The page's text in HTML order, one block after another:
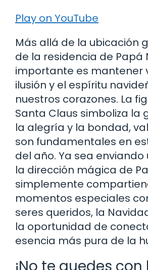
Play on YouTube
Más allá de la ubicación
de la residencia de Papá
importante es mantener
ilusión y el espíritu
nuestros corazones. La
Santa Claus simboliza la
la alegría y la bondad,
son fundamentales en
del año. Ya sea
la dirección mágica de
simplemente
momentos especiales
seres queridos, la
la oportunidad de
esencia más pura de la